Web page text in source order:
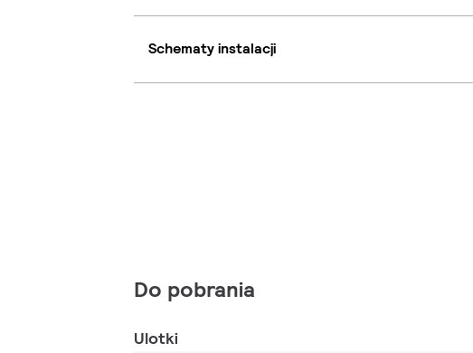
Schematy instalacji
Do pobrania
Ulotki